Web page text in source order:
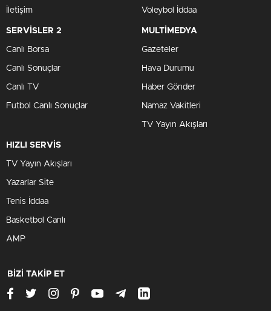
İletişim Voleybol İddaa
SERVİSLER 2
Canlı Borsa
Canlı Sonuçlar
Canlı TV
Futbol Canlı Sonuçlar
MULTİMEDYA
Gazeteler
Hava Durumu
Haber Gönder
Namaz Vakitleri
TV Yayın Akışları
HIZLI SERVİS
TV Yayın Akışları
Yazarlar Site
Tenis İddaa
Basketbol Canlı
AMP
BİZİ TAKİP ET